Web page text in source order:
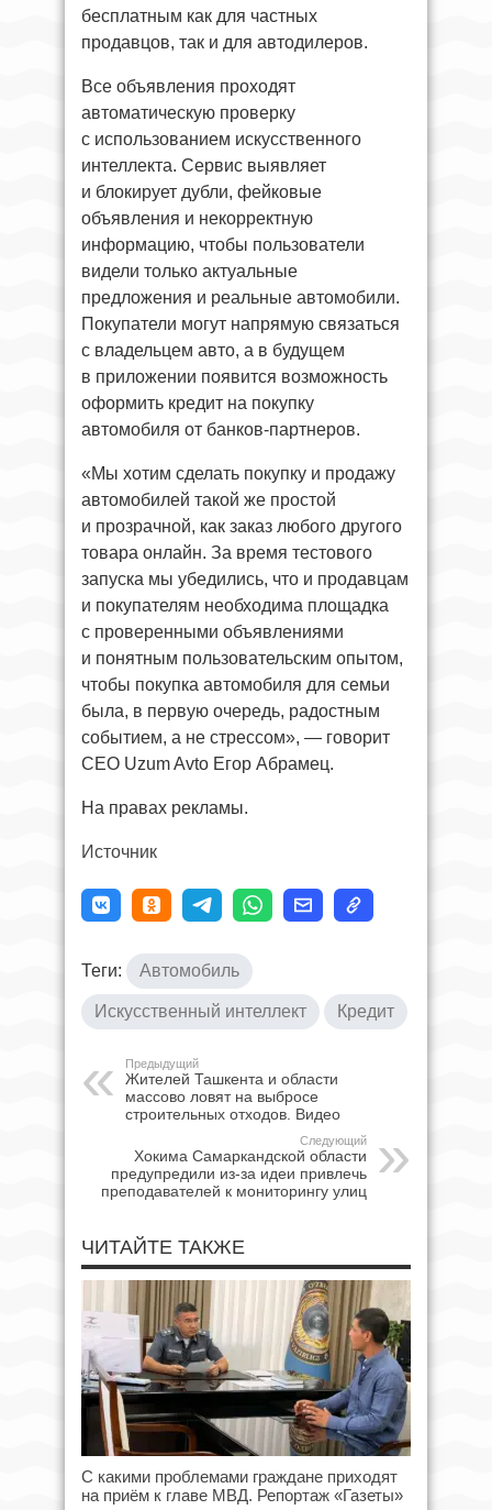
бесплатным как для частных
продавцов, так и для автодилеров.
Все объявления проходят
автоматическую проверку
с использованием искусственного
интеллекта. Сервис выявляет
и блокирует дубли, фейковые
объявления и некорректную
информацию, чтобы пользователи
видели только актуальные
предложения и реальные автомобили.
Покупатели могут напрямую связаться
с владельцем авто, а в будущем
в приложении появится возможность
оформить кредит на покупку
автомобиля от банков-партнеров.
«Мы хотим сделать покупку и продажу
автомобилей такой же простой
и прозрачной, как заказ любого другого
товара онлайн. За время тестового
запуска мы убедились, что и продавцам
и покупателям необходима площадка
с проверенными объявлениями
и понятным пользовательским опытом,
чтобы покупка автомобиля для семьи
была, в первую очередь, радостным
событием, а не стрессом», — говорит
CEO Uzum Avto Егор Абрамец.
На правах рекламы.
Источник
Теги: Автомобиль
Искусственный интеллект Кредит
Предыдущий
Жителей Ташкента и области
массово ловят на выбросе
строительных отходов. Видео
Следующий
Хокима Самаркандской области
предупредили из-за идеи привлечь
преподавателей к мониторингу улиц
ЧИТАЙТЕ ТАКЖЕ
С какими проблемами граждане приходят
на приём к главе МВД. Репортаж «Газеты»